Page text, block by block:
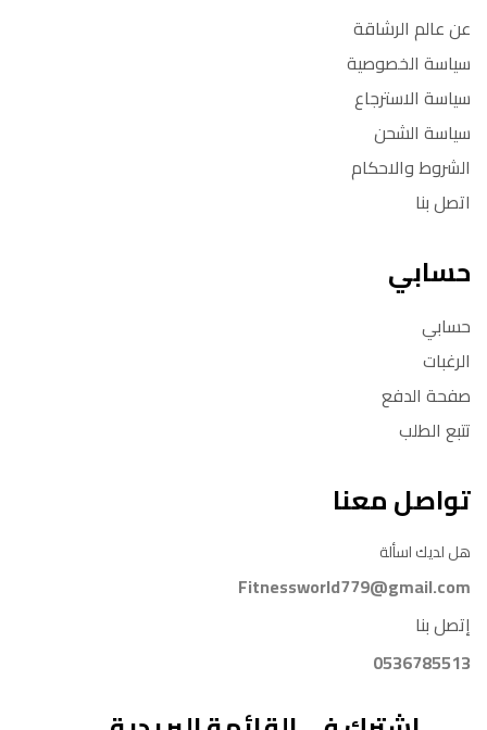
عن عالم الرشاقة
سياسة الخصوصية
سياسة الاسترجاع
سياسة الشحن
الشروط والاحكام
اتصل بنا
حسابي
حسابي
الرغبات
صفحة الدفع
تتبع الطلب
تواصل معنا
هل لديك اسألة
Fitnessworld779@gmail.com
إتصل بنا
0536785513